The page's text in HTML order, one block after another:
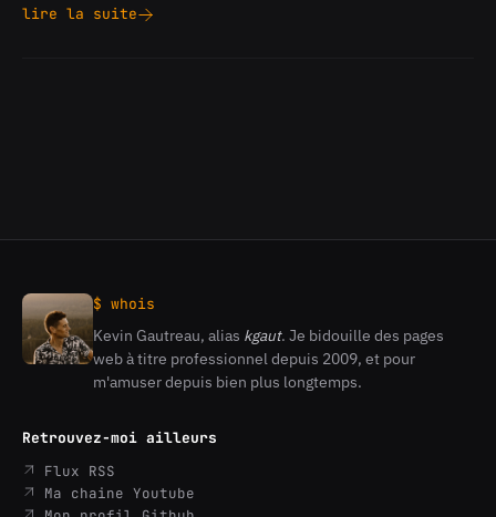
lire la suite
Mini
Savoie
$ whois
Kevin
Gautreau
Kevin Gautreau, alias kgaut. Je bidouille des pages
web à titre professionnel depuis 2009, et pour
m'amuser depuis bien plus longtemps.
Retrouvez-moi ailleurs
Flux RSS
Ma chaine Youtube